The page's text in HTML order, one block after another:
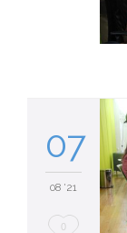
07
08 '21
Love
0